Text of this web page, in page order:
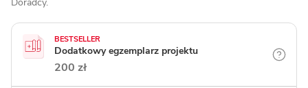
BESTSELLER
Dodatkowy egzemplarz projektu
200 zł